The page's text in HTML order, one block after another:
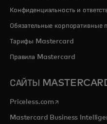
Конфиденциальность и
Обязательные корпоративные
Тарифы Mastercard
Правила Mastercard
САЙТЫ
Priceless.com opens in a new
Mastercard Business